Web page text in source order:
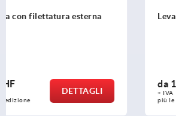
Leva a ripresa con filettatura interna
15,62 CHF
più le spese di spedizione
DETTAGLI